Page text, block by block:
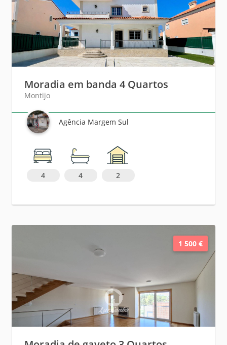
Moradia em banda 4 Quartos
Montijo
Agência Margem Sul
4 4 2
1 500 €